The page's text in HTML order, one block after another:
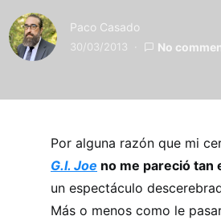
Paco Casado
30/03/2013 No
Por alguna razón que mi
G.I. Joe no me pareció tan
un espectáculo
Más o menos como le